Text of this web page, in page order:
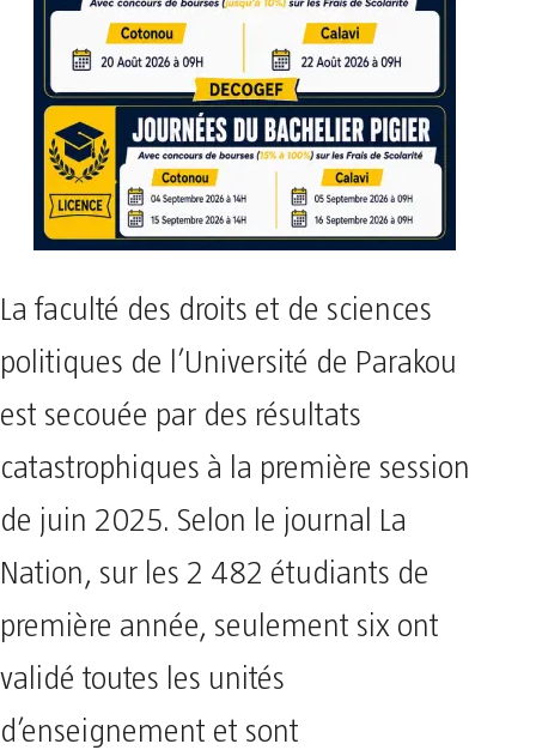
La faculté des droits et de sciences
politiques de l’Université de Parakou
est secouée par des résultats
catastrophiques à la première session
de juin 2025. Selon le journal La
Nation, sur les 2 482 étudiants de
première année, seulement six ont
validé toutes les unités
d’enseignement et sont